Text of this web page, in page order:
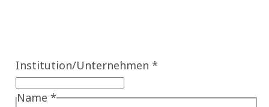
Institution/Unternehmen *
Name *